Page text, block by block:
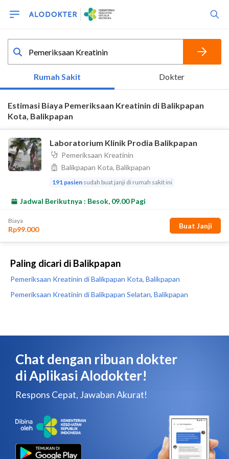
Paling dicari di Balikpapan
Pemeriksaan Kreatinin di Balikpapan Kota, Balikpapan
Pemeriksaan Kreatinin di Balikpapan Selatan, Balikpapan